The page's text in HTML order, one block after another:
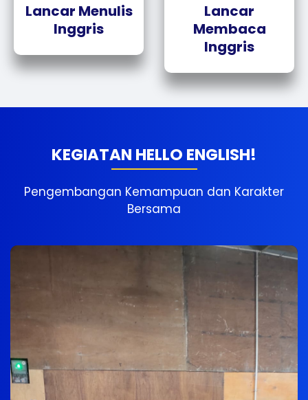
Lancar Menulis
Inggris
Lancar
Membaca
Inggris
KEGIATAN HELLO ENGLISH!
Pengembangan Kemampuan dan Karakter
Bersama